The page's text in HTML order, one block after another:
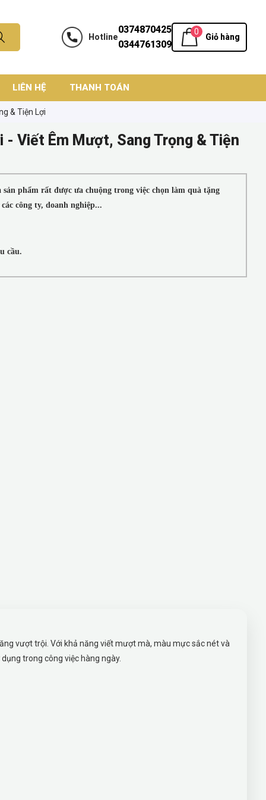
Hotline
0374870425
0344761309
0
Giỏ hàng
LIÊN HỆ THANH TOÁN
& Tiện Lợi
- Viết Êm Mượt, Sang Trọng & Tiện
phẩm rất được ưa chuộng trong việc chọn làm quà tặng
công ty, doanh nghiệp...
cầu.
vượt trội. Với khả năng viết mượt mà, màu mực sắc nét và
trong công việc hàng ngày.